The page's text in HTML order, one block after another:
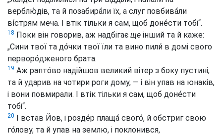
верблю́дів, та й позабира́ли їх, а слуг повбива́ли
ві́стрям меча. І втік тільки я сам, щоб доне́сти тобі“.
18 Поки він говорив, аж надбігає ще інший та й каже:
„Сини твої та до́чки твої їли та вино пили́ в домі свого
перворо́дженого брата.
19 Аж рапто́во надійшов великий вітер з боку пустині,
та й ударив на чотири роги дому, — і він упав на юнаків,
і вони повмирали. І втік тільки я сам, щоб доне́сти
тобі“.
20 І встав Йов, і розде́р плаща́ свого́, й обстриг свою
го́лову, та й упав на землю, і поклонився,